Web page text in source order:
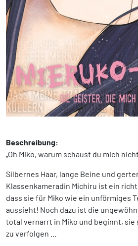
Beschreibung:
„Oh Miko, warum schaust du mich nicht
Silbernes Haar, lange Beine und
Klassenkameradin Michiru ist ein
dass sie für Miko wie ein unförmiges
aussieht! Noch dazu ist die
total vernarrt in Miko und beginnt, sie
zu verfolgen …